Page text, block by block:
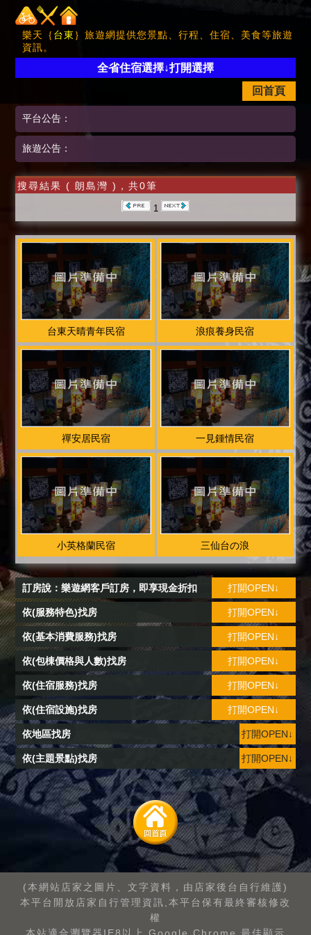
樂天｛ 台東 ｝旅遊網提供您景點、行程、住宿、美食等旅遊
資訊。
全省住宿選擇↓打開選擇
回首頁
平台公告：
旅遊公告：
搜尋結果 ( 朗島灣 )，共0筆
1
台東天晴青年民宿 浪痕養身民宿
禪安居民宿 一見鍾情民宿
小英格蘭民宿 三仙台の浪
訂房說：樂遊網客戶訂房，即享現金折扣 打開OPEN↓
依(服務特色)找房 打開OPEN↓
依(基本消費服務)找房 打開OPEN↓
依(包棟價格與人數)找房 打開OPEN↓
依(住宿服務)找房 打開OPEN↓
依(住宿設施)找房 打開OPEN↓
依地區找房 打開OPEN↓
依(主題景點)找房 打開OPEN↓
(本網站店家之圖片、文字資料，由店家後台自行維護)
本平台開放店家自行管理資訊,本平台保有最終審核修改
權